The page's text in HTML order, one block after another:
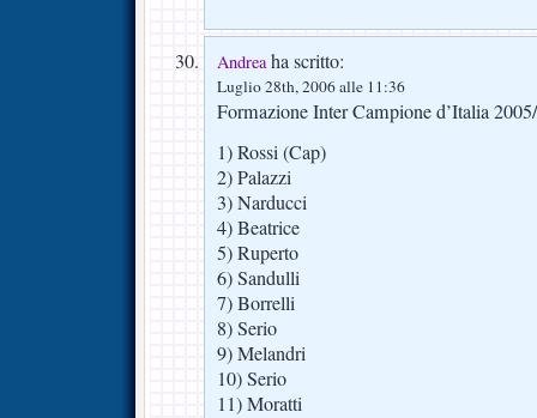
Andreaha scritto:
Luglio 28th, 2006 alle 11:36
Formazione Inter Campione d’Italia
1) Rossi (Cap)
2) Palazzi
3) Narducci
4) Beatrice
5) Ruperto
6) Sandulli
7) Borrelli
8) Serio
9) Melandri
10) Serio
11) Moratti